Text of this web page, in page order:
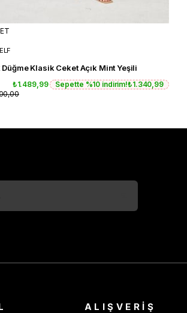
Düğme Klasik Ceket Açık Mint Yeşili
₺1.489,99 Sepette %10 indirim!₺1.340,99
ALIŞVERİŞ